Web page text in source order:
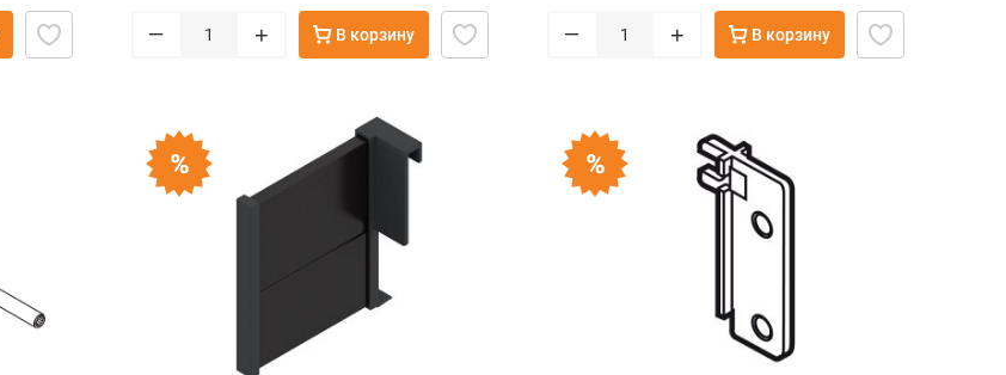
– + В корзину – + В корзину